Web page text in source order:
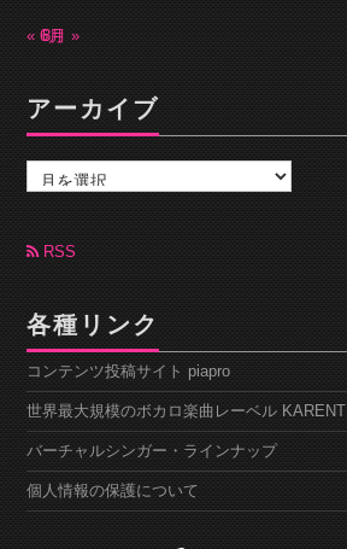
« 6月8月 »
アーカイブ
カ
ブ RSS
各種リンク
コンテンツ投稿サイト piapro
世界最大規模のボカロ楽曲レーベル KARENT
バーチャルシンガー・ラインナップ
個人情報の保護について